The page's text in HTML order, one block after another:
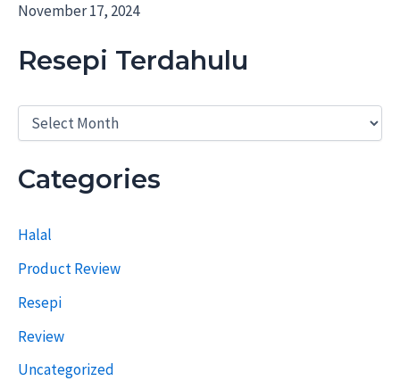
November 17, 2024
Resepi Terdahulu
R
e
p
e
d
h
u
l
u
Categories
Halal
Product Review
Resepi
Review
Uncategorized